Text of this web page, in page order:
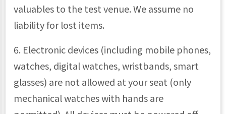
valuables to the test venue. We assume no
liability for lost items.
6. Electronic devices (including mobile phones,
watches, digital watches, wristbands, smart
glasses) are not allowed at your seat (only
mechanical watches with hands are